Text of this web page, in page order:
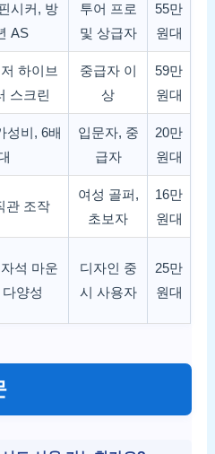
시커, 방
AS
투어 프로
및 상급자
55만
원대
하이브
스크린
중급자 이
상
59만
원대
성비, 6배
입문자, 중
급자
20만
원대
관 조작
여성 골퍼,
초보자
16만
원대
석 마운
양성
디자인 중
시 사용자
25만
원대